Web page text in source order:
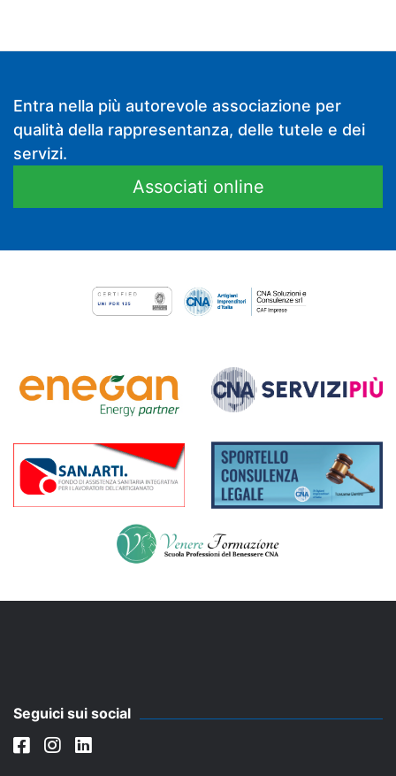
Entra nella più autorevole associazione per
qualità della rappresentanza, delle tutele e dei
servizi.
Associati online
Seguici sui social